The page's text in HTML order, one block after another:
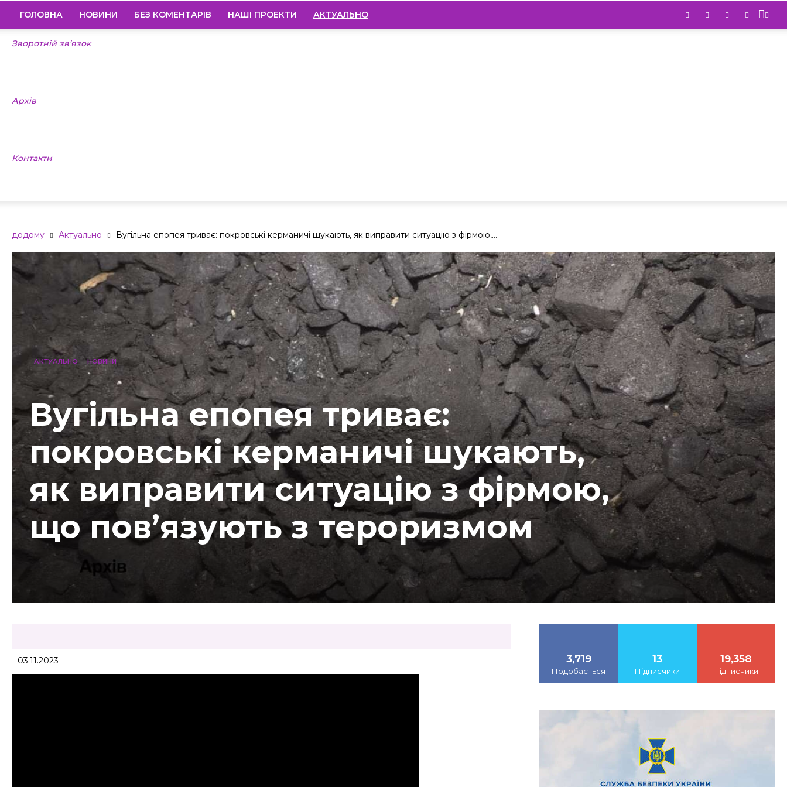
ГОЛОВНА НОВИНИ БЕЗ КОМЕНТАРІВ НАШІ ПРОЕКТИ АКТУАЛЬНО
Зворотній зв’язок
Архів
Контакти
додому Актуально Вугільна епопея триває: покровські керманичі шукають, як виправити ситуацію з фірмою,...
АКТУАЛЬНО НОВИНИ
Вугільна епопея триває:
покровські керманичі шукають,
як виправити ситуацію з фірмою,
що повʼязують з тероризмом
03.11.2023 3,719
Подобається
13
Підписчики
19,358
Підписчики